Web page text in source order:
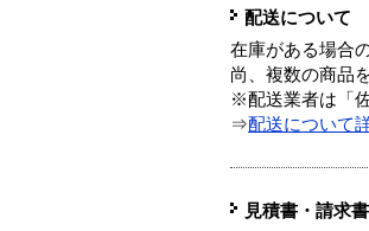
配送について
在庫がある場合
尚、複数の商品
※配送業者は「
⇒配送について
見積書・請求